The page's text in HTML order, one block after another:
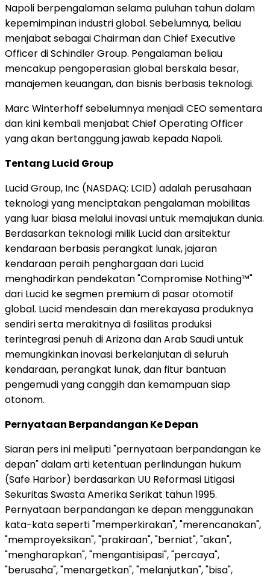
Napoli berpengalaman selama puluhan tahun dalam
kepemimpinan industri global. Sebelumnya, beliau
menjabat sebagai Chairman dan Chief Executive
Officer di Schindler Group. Pengalaman beliau
mencakup pengoperasian global berskala besar,
manajemen keuangan, dan bisnis berbasis teknologi.
Marc Winterhoff sebelumnya menjadi CEO sementara
dan kini kembali menjabat Chief Operating Officer
yang akan bertanggung jawab kepada Napoli.
Tentang Lucid Group
Lucid Group, Inc (NASDAQ: LCID) adalah perusahaan
teknologi yang menciptakan pengalaman mobilitas
yang luar biasa melalui inovasi untuk memajukan dunia.
Berdasarkan teknologi milik Lucid dan arsitektur
kendaraan berbasis perangkat lunak, jajaran
kendaraan peraih penghargaan dari Lucid
menghadirkan pendekatan "Compromise Nothing™"
dari Lucid ke segmen premium di pasar otomotif
global. Lucid mendesain dan merekayasa produknya
sendiri serta merakitnya di fasilitas produksi
terintegrasi penuh di Arizona dan Arab Saudi untuk
memungkinkan inovasi berkelanjutan di seluruh
kendaraan, perangkat lunak, dan fitur bantuan
pengemudi yang canggih dan kemampuan siap
otonom.
Pernyataan Berpandangan Ke Depan
Siaran pers ini meliputi "pernyataan berpandangan ke
depan" dalam arti ketentuan perlindungan hukum
(Safe Harbor) berdasarkan UU Reformasi Litigasi
Sekuritas Swasta Amerika Serikat tahun 1995.
Pernyataan berpandangan ke depan menggunakan
kata-kata seperti "memperkirakan", "merencanakan",
"memproyeksikan", "prakiraan", "berniat", "akan",
"mengharapkan", "mengantisipasi", "percaya",
"berusaha", "menargetkan", "melanjutkan", "bisa",